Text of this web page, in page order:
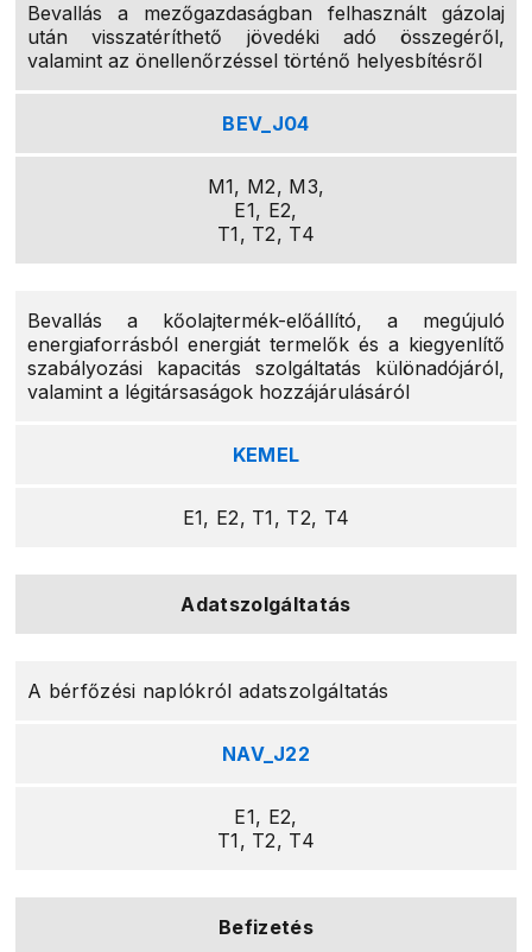
Bevallás a mezőgazdaságban felhasznált gázolaj
után visszatéríthető jövedéki adó összegéről,
valamint az önellenőrzéssel történő helyesbítésről
BEV_J04
M1, M2, M3,
E1, E2,
T1, T2, T4
Bevallás a kőolajtermék-előállító, a megújuló
energiaforrásból energiát termelők és a kiegyenlítő
szabályozási kapacitás szolgáltatás különadójáról,
valamint a légitársaságok hozzájárulásáról
KEMEL
E1, E2, T1, T2, T4
Adatszolgáltatás
A bérfőzési naplókról adatszolgáltatás
NAV_J22
E1, E2,
T1, T2, T4
Befizetés